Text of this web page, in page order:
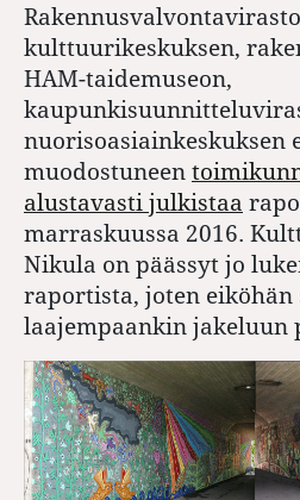
kulttuurikeskuksen,
HAM-taidemuseon,
nuorisoasiainkeskuksen
muodostuneen
alustavasti julkistaa
marraskuussa 2016.
Nikula on päässyt jo
raportista, joten eiköhän
laajempaankin jakeluun